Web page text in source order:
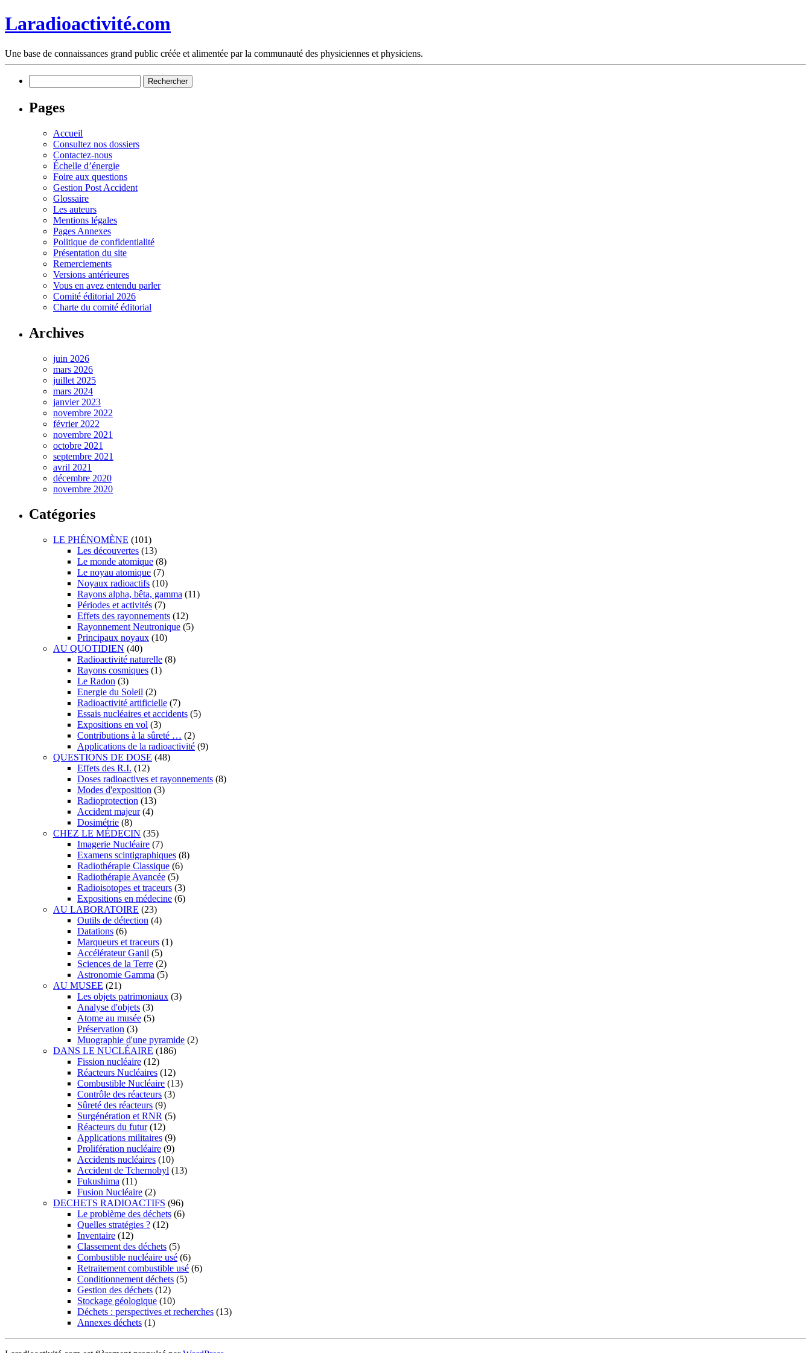
Laradioactivité.com
Une base de connaissances grand public créée et alimentée par la communauté des physiciennes et physiciens.
Pages
Accueil
Consultez nos dossiers
Contactez-nous
Échelle d’énergie
Foire aux questions
Gestion Post Accident
Glossaire
Les auteurs
Mentions légales
Pages Annexes
Politique de confidentialité
Présentation du site
Remerciements
Versions antérieures
Vous en avez entendu parler
Comité éditorial 2026
Charte du comité éditorial
Archives
juin 2026
mars 2026
juillet 2025
mars 2024
janvier 2023
novembre 2022
février 2022
novembre 2021
octobre 2021
septembre 2021
avril 2021
décembre 2020
novembre 2020
Catégories
LE PHÉNOMÈNE (101)
Les découvertes (13)
Le monde atomique (8)
Le noyau atomique (7)
Noyaux radioactifs (10)
Rayons alpha, bêta, gamma (11)
Périodes et activités (7)
Effets des rayonnements (12)
Rayonnement Neutronique (5)
Principaux noyaux (10)
AU QUOTIDIEN (40)
Radioactivité naturelle (8)
Rayons cosmiques (1)
Le Radon (3)
Energie du Soleil (2)
Radioactivité artificielle (7)
Essais nucléaires et accidents (5)
Expositions en vol (3)
Contributions à la sûreté … (2)
Applications de la radioactivité (9)
QUESTIONS DE DOSE (48)
Effets des R.I. (12)
Doses radioactives et rayonnements (8)
Modes d'exposition (3)
Radioprotection (13)
Accident majeur(4)
Dosimétrie (8)
CHEZ LE MÉDECIN (35)
Imagerie Nucléaire (7)
Examens scintigraphiques (8)
Radiothérapie Classique (6)
Radiothérapie Avancée (5)
Radioisotopes et traceurs (3)
Expositions en médecine (6)
AU LABORATOIRE (23)
Outils de détection (4)
Datations (6)
Marqueurs et traceurs (1)
Accélérateur Ganil (5)
Sciences de la Terre (2)
Astronomie Gamma (5)
AU MUSEE (21)
Les objets patrimoniaux (3)
Analyse d'objets (3)
Atome au musée (5)
Préservation (3)
Muographie d'une pyramide (2)
DANS LE NUCLÉAIRE (186)
Fission nucléaire (12)
Réacteurs Nucléaires (12)
Combustible Nucléaire (13)
Contrôle des réacteurs (3)
Sûreté des réacteurs (9)
Surgénération et RNR (5)
Réacteurs du futur(12)
Applications militaires (9)
Prolifération nucléaire (9)
Accidents nucléaires (10)
Accident de Tchernobyl (13)
Fukushima (11)
Fusion Nucléaire (2)
DECHETS RADIOACTIFS (96)
Le problème des déchets (6)
Quelles stratégies ? (12)
Inventaire (12)
Classement des déchets (5)
Combustible nucléaire usé (6)
Retraitement combustible usé (6)
Conditionnement déchets (5)
Gestion des déchets (12)
Stockage géologique (10)
Déchets : perspectives et recherches (13)
Annexes déchets (1)